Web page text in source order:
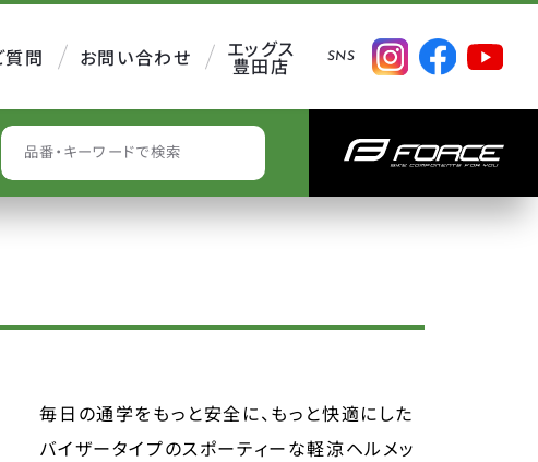
質問 お問い合わせ エッグス
豊田店 SNS
毎日の通学をもっと安全に、もっと快適にした
バイザータイプのスポーティーな軽涼ヘルメッ